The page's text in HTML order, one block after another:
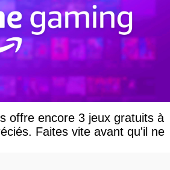
offre encore 3 jeux gratuits à
Faites vite avant qu'il ne